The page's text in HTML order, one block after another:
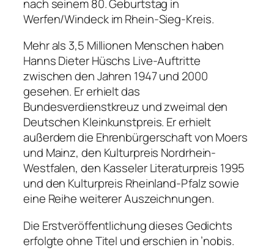
nach seinem 80. Geburtstag in
Werfen/Windeck im Rhein-Sieg-Kreis.
Mehr als 3,5 Millionen Menschen haben
Hanns Dieter Hüschs Live-Auftritte
zwischen den Jahren 1947 und 2000
gesehen. Er erhielt das
Bundesverdienstkreuz und zweimal den
Deutschen Kleinkunstpreis. Er erhielt
außerdem die Ehrenbürgerschaft von Moers
und Mainz, den Kulturpreis Nordrhein-
Westfalen, den Kasseler Literaturpreis 1995
und den Kulturpreis Rheinland-Pfalz sowie
eine Reihe weiterer Auszeichnungen.
Die Erstveröffentlichung dieses Gedichts
erfolgte ohne Titel und erschien in ’nobis.